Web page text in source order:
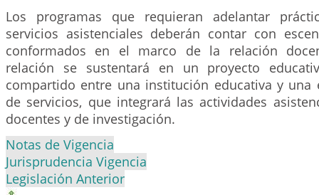
Los programas que requieran adelantar
servicios asistenciales deberán contar con
conformados en el marco de la relación
relación se sustentará en un proyecto
compartido entre una institución educativa y una
de servicios, que integrará las actividades
docentes y de investigación.
Notas de Vigencia
Jurisprudencia Vigencia
Legislación Anterior